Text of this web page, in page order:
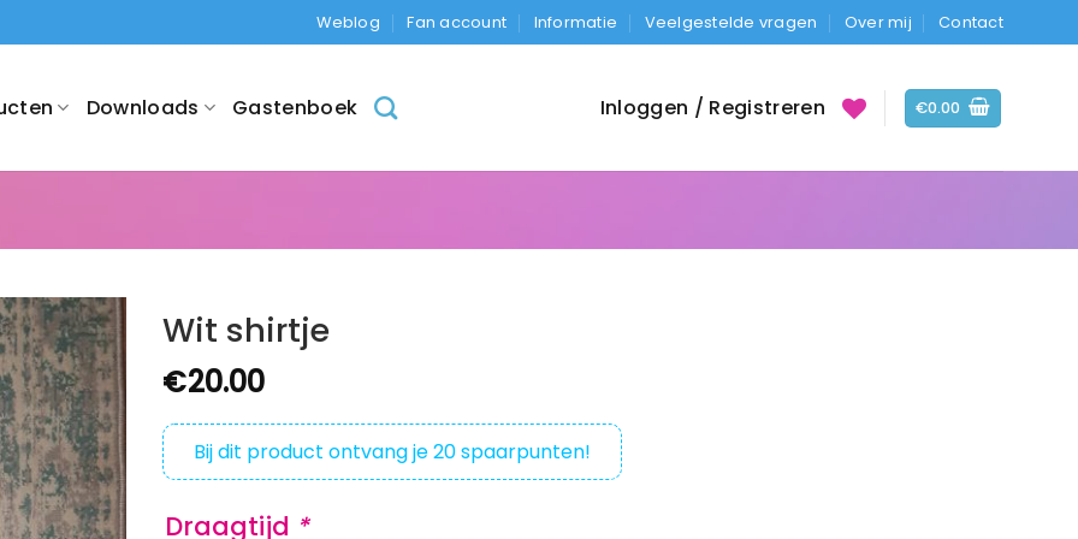
Weblog Fan account Informatie Veelgestelde vragen Over mij Contact
Downloads Gastenboek Inloggen / Registreren €0.00
Wit shirtje
€20.00
Bij dit product ontvang je20spaarpunten!
Draagtijd *